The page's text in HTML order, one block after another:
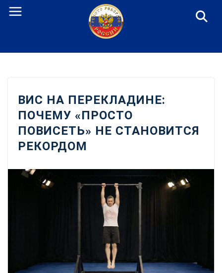
Перейти
ВИС НА ПЕРЕКЛАДИНЕ:
ПОЧЕМУ «ПРОСТО
ПОВИСЕТЬ» НЕ СТАНОВИТСЯ
РЕКОРДОМ